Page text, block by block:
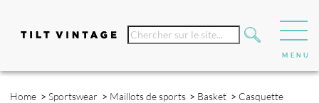
Home > Sportswear > Maillots de sports > Basket > Casquette